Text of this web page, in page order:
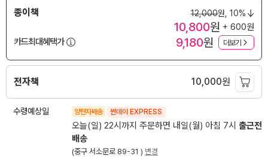
종이책 12,000원, 10%
10,800원 + 600원
카드최대혜택가
9,180원 더보기
전자책 10,000원
수령예상일 양탄자배송 썬데이 EXPRESS
오늘(일) 22시까지 주문하면 내일(월) 아침 7시 출근전
배송
(중구 서소문로 89-31 ) 변경